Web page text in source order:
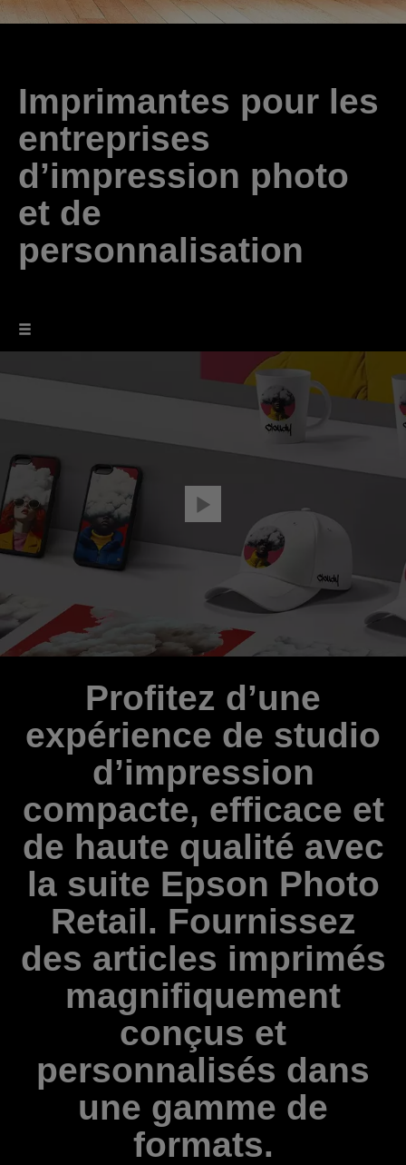
Imprimantes pour les
entreprises
d’impression photo
et de
personnalisation
Profitez d’une
expérience de studio
d’impression
compacte, efficace et
de haute qualité avec
la suite Epson Photo
Retail. Fournissez
des articles imprimés
magnifiquement
conçus et
personnalisés dans
une gamme de
formats.